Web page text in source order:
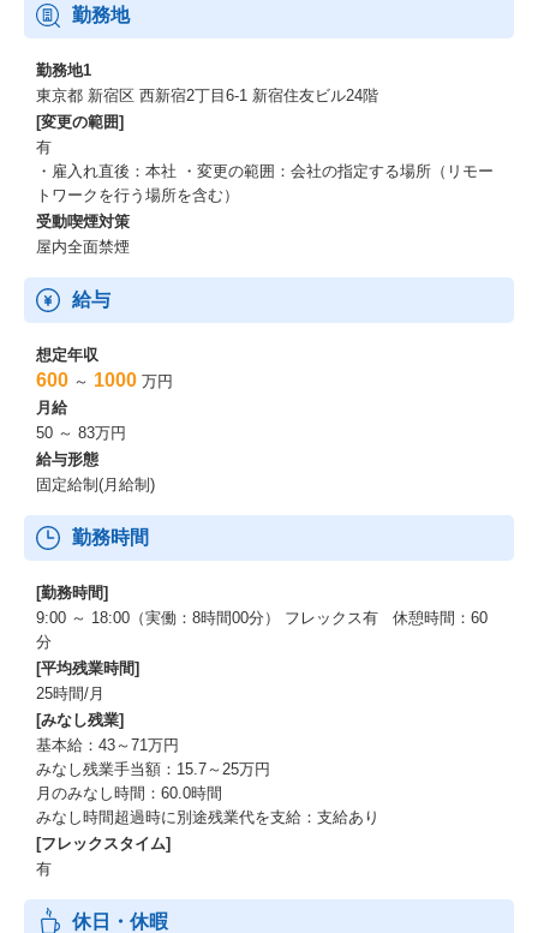
勤務地
勤務地1
東京都 新宿区 西新宿2丁目6-1 新宿住友ビル24階
[変更の範囲]
有
・雇入れ直後：本社 ・変更の範囲：会社の指定する場所（リモー
トワークを行う場所を含む）
受動喫煙対策
屋内全面禁煙
給与
想定年収
600 ～ 1000 万円
月給
50 ～ 83万円
給与形態
固定給制(月給制)
勤務時間
[勤務時間]
9:00 ～ 18:00（実働：8時間00分） フレックス有 休憩時間：60
分
[平均残業時間]
25時間/月
[みなし残業]
基本給：43～71万円
みなし残業手当額：15.7～25万円
月のみなし時間：60.0時間
みなし時間超過時に別途残業代を支給：支給あり
[フレックスタイム]
有
休日・休暇